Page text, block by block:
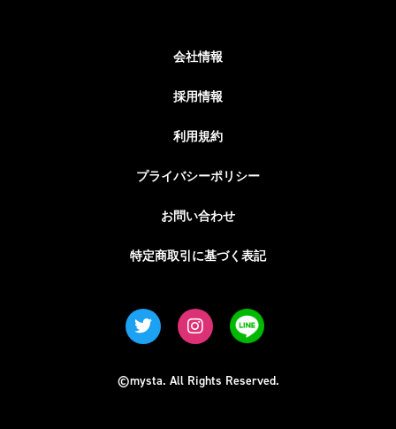
会社情報
採用情報
利用規約
プライバシーポリシー
お問い合わせ
特定商取引に基づく表記
©mysta. All Rights Reserved.